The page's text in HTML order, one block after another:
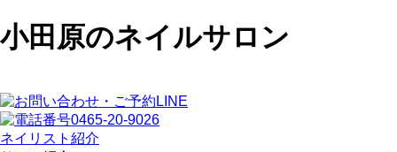
小田原のネイルサロン
ネイリスト紹介